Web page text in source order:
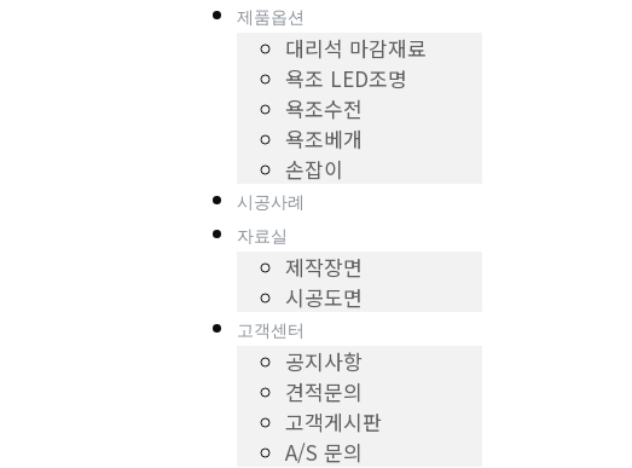
제품옵션
대리석 마감재료
욕조 LED조명
욕조수전
욕조베개
손잡이
시공사례
자료실
제작장면
시공도면
고객센터
공지사항
견적문의
고객게시판
A/S 문의